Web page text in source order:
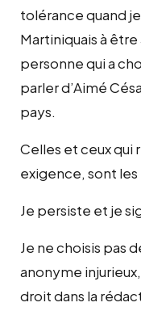
tolérance quand
Martiniquais à
personne qui a
parler d’Aimé
pays.
Celles et ceux
exigence, sont les
Je persiste et je
Je ne choisis pas
anonyme
droit dans la